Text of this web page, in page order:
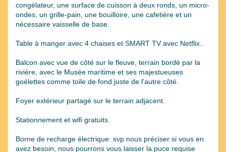
congélateur, une surface de cuisson à deux ronds, un micro-
ondes, un grille-pain, une bouilloire, une cafetière et un
nécessaire vaisselle de base.
Table à manger avec 4 chaises et SMART TV avec Netflix..
Balcon avec vue de côté sur le fleuve, terrain bordé par la
rivière, avec le Musée maritime et ses majestueuses
goélettes comme toile de fond juste de l'autre côté.
Foyer extérieur partagé sur le terrain adjacent.
Stationnement et wifi gratuits.
Borne de recharge électrique: svp nous préciser si vous en
avez besoin, nous pourrons vous laisser la puce requise